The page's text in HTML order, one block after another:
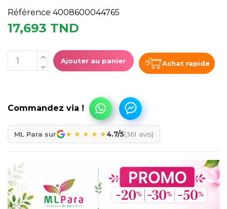
Référence 4008600044765
17,693 TND
Ajouter au panier Achat rapide
ML Para sur ★ ★ ★ ★ ★4.7/5(361 avis)